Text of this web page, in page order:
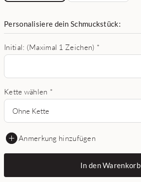
Personalisiere dein Schmuckstück:
Initial: (Maximal 1 Zeichen) *
Kette wählen *
Ohne Kette
Anmerkung hinzufügen
In den Warenkorb